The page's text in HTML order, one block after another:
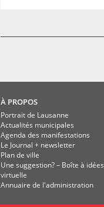
À PROPOS
Portrait de Lausanne
Actualités municipales
Agenda des manifestations
Le Journal + newsletter
Plan de ville
Une suggestion? – Boîte à idées
virtuelle
Annuaire de l'administration